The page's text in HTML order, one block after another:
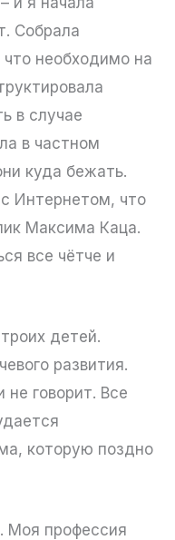
Собрала
необходимо на
в случае
в частном
куда бежать.
Интернетом, что
Максима Каца.
все чётче и
детей.
развития.
не говорит. Все
которую поздно
Моя профессия